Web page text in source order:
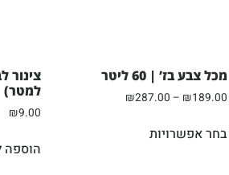
מכל צבע בז’ | 60 ליטר
₪189.00
–
₪287.00
בחר אפשרויות
צינור
למטר)
₪9.00
הוספה